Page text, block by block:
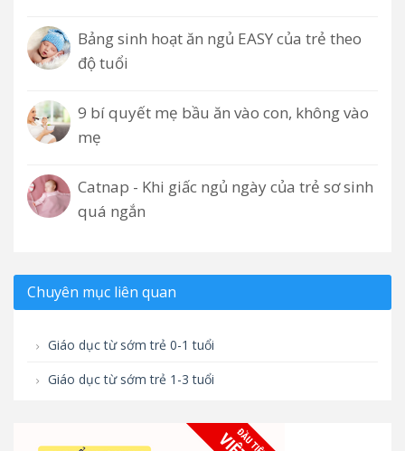
Bảng sinh hoạt ăn ngủ EASY của trẻ theo
độ tuổi
9 bí quyết mẹ bầu ăn vào con, không vào
mẹ
Catnap - Khi giấc ngủ ngày của trẻ sơ sinh
quá ngắn
Chuyên mục liên quan
Giáo dục từ sớm trẻ 0-1 tuổi
Giáo dục từ sớm trẻ 1-3 tuổi